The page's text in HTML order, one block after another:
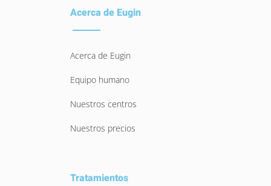
Acerca de Eugin
Acerca de Eugin
Equipo humano
Nuestros centros
Nuestros precios
Tratamientos